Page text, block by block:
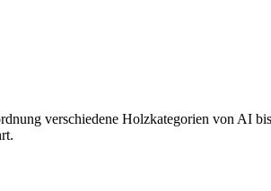
verschiedene Holzkategorien von AI